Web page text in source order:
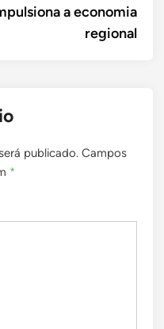
a economia
regional
publicado. Campos
*